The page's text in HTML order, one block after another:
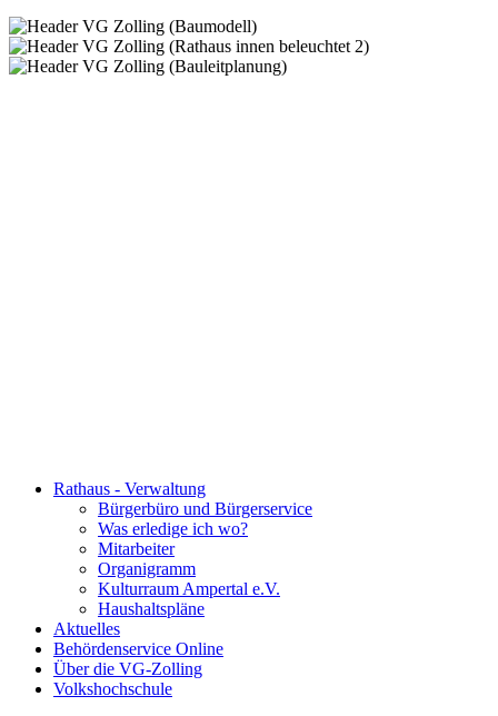
Rathaus - Verwaltung
Bürgerbüro und Bürgerservice
Was erledige ich wo?
Mitarbeiter
Organigramm
Kulturraum Ampertal e.V.
Haushaltspläne
Aktuelles
Behördenservice Online
Über die VG-Zolling
Volkshochschule